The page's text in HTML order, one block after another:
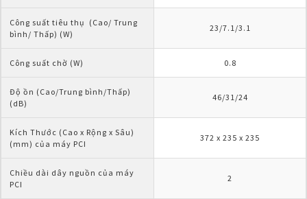
Công suất tiêu thụ  (Cao/ Trung
bình/ Thấp) (W)
23/7.1/3.1
Công suất chờ (W) 0.8
Độ ồn (Cao/Trung bình/Thấp)
(dB)
46/31/24
Kích Thước (Cao x Rộng x Sâu)
(mm) của máy PCI
372 x 235 x 235
Chiều dài dây nguồn của máy
PCI
2